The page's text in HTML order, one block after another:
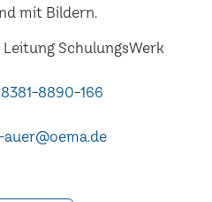
Leitung SchulungsWerk
8890-166